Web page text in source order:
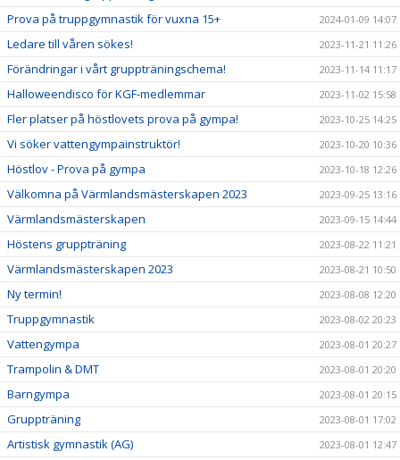
Prova på truppgymnastik för vuxna 15+ 2024-01-09 14:07
Ledare till våren sökes! 2023-11-21 11:26
Förändringar i vårt gruppträningschema! 2023-11-14 11:17
Halloweendisco för KGF-medlemmar 2023-11-02 15:58
Fler platser på höstlovets prova på gympa! 2023-10-25 14:25
Vi söker vattengympainstruktör! 2023-10-20 10:36
Höstlov - Prova på gympa 2023-10-18 12:26
Välkomna på Värmlandsmästerskapen 2023 2023-09-25 13:16
Värmlandsmästerskapen 2023-09-15 14:44
Höstens gruppträning 2023-08-22 11:21
Värmlandsmästerskapen 2023 2023-08-21 10:50
Ny termin! 2023-08-08 12:20
Truppgymnastik 2023-08-02 20:23
Vattengympa 2023-08-01 20:27
Trampolin & DMT 2023-08-01 20:20
Barngympa 2023-08-01 20:15
Gruppträning 2023-08-01 17:02
Artistisk gymnastik (AG) 2023-08-01 12:47